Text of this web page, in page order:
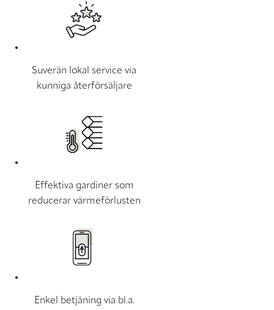
Suverän lokal service via
kunniga återförsäljare
Effektiva gardiner som
reducerar värmeförlusten
Enkel betjäning via bl.a.